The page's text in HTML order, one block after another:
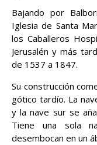
Bajando por
Iglesia de Santa
los Caballeros
Jerusalén y más
de 1537 a 1847.
Su construcción
gótico tardío. La
y la nave sur se
Tiene una sola
desembocan en un